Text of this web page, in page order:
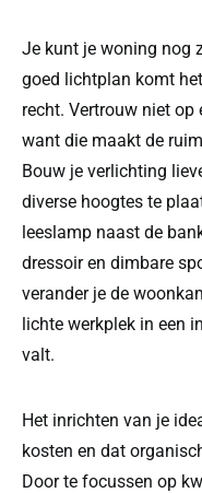
Je kunt je woning nog
goed lichtplan komt
recht. Vertrouw niet
want die maakt de
Bouw je verlichting
diverse hoogtes te
leeslamp naast de
dressoir en dimbare
verander je de
lichte werkplek in een
valt.
Het inrichten van je
kosten en dat
Door te focussen op